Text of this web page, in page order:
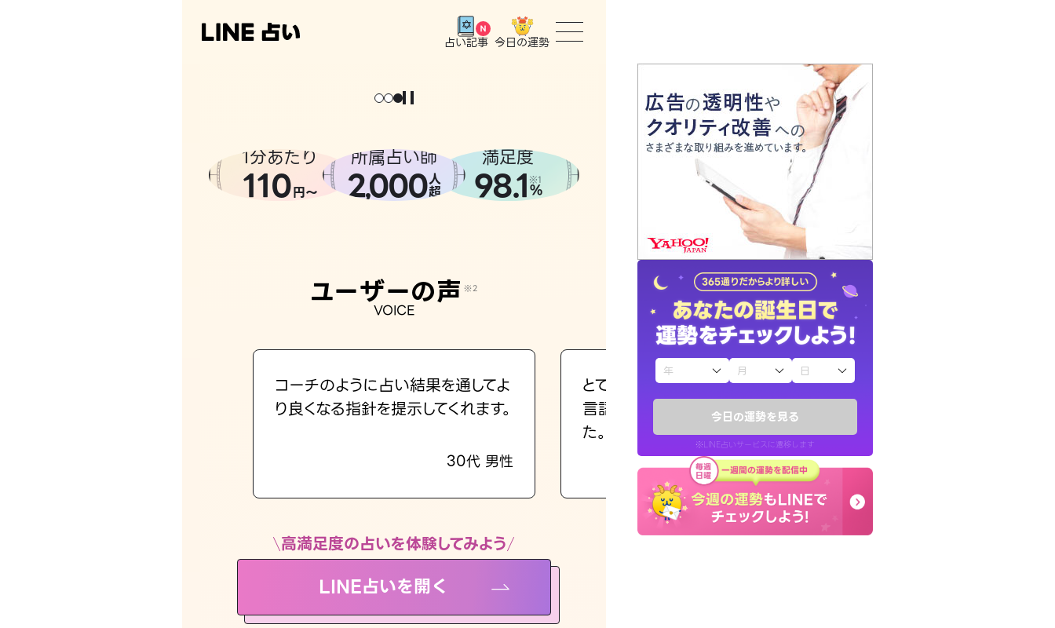
今日の運勢を見る
※LINE占いサービスに遷移します
占い記事 今日の運勢
トップ
ユーザーの声
占いの流れ
おすすめの占い師
よくある質問
えもじの子（占）12星座占い
お知らせ
。
1分あたり
110円〜
所属占い師
2,000人
超
満足度
98.1 ※1
%
ユーザーの声 ※2
VOICE
コーチのように占い結果を通してよ
り良くなる指針を提示してくれます。
30代 男性
とても的確で感じていた違和感を
言語化してくれたので腑に落ちまし
た。
30代 女性
高満足度の占いを体験してみよう
LINE占いを開く